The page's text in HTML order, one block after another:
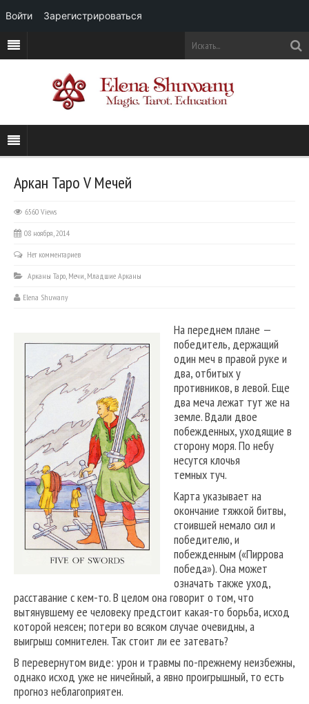
Аркан Таро V Мечей
6560 Views
08 ноября, 2014
Нет комментариев
Арканы Таро, Мечи, Младшие Арканы
Elena Shuwany
На переднем плане —
победитель, держащий
один меч в правой руке и
два, отбитых у
противников, в левой. Еще
два меча лежат тут же на
земле. Вдали двое
побежденных, уходящие в
сторону моря. По небу
несутся клочья
темных туч.
Карта указывает на
окончание тяжкой битвы,
стоившей немало сил и
победителю, и
побежденным («Пиррова
победа»). Она может
означать также уход,
расставание с кем-то. В целом она говорит о том, что
вытянувшему ее человеку предстоит какая-то борьба, исход
которой неясен; потери во всяком случае очевидны, а
выигрыш сомнителен. Так стоит ли ее затевать?
В перевернутом виде: урон и травмы по-прежнему неизбежны,
однако исход уже не ничейный, а явно проигрышный, то есть
прогноз неблагоприятен.
Войти Зарегистрироваться